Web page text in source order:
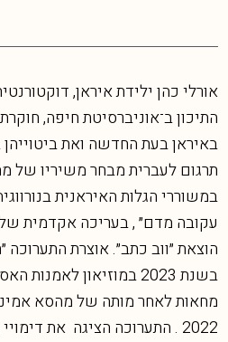
אורלי כהן ילידת איראן,
התיכון ב־אוניברסיטת חיפה,
באיראן בעת החדשה ואת
תרגום לעברית מבחר משיריו של
במשוררי הגלות האיראנית
עקובה מדם״ , בעריכה אקדמית של
הוצאת ״ווב כתב״. אוצרת
בשנת 2023 במוזיאון
מחאות לאחר מותה של מהסא
2022 . התערוכה הציגה את